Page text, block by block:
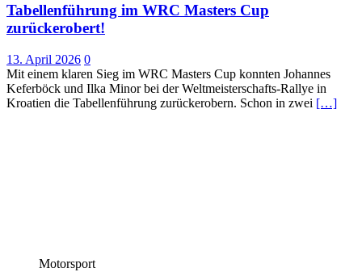
Tabellenführung im WRC Masters Cup
zurückerobert!
13. April 2026 0
Mit einem klaren Sieg im WRC Masters Cup konnten Johannes
Keferböck und Ilka Minor bei der Weltmeisterschafts-Rallye in
Kroatien die Tabellenführung zurückerobern. Schon in zwei […]
Motorsport